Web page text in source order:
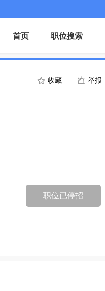
首页 职位搜索
收藏 举报
职位已停招